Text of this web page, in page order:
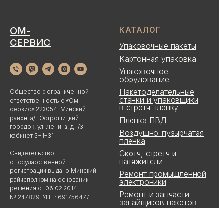
ОМ-
СЕРВИС
Общество с ограниченной
ответственностью «Ом-
сервис» 223054, Минский
район, а/г Острошицкий
городок, ул. Ленина, д 1/3
кабинет 3−1−31
Свидетельство
о государственной
регистрации выдано Минский
райисполком на основании
решения от 06.02.2014
№ 247829. УНП: 691756477.
КАТАЛОГ
Упаковочные пакеты
Картонная упаковка
Упаковочное
обрудование
Пакетоделательные
станки и упаковщики
в стретч пленку
Пленка ПВД
Воздушно-пузырчатая
пленка
Скотч, стретч и
натяжители
Ремонт промышленной
электроники
Ремонт и запчасти
запайщиков пакетов